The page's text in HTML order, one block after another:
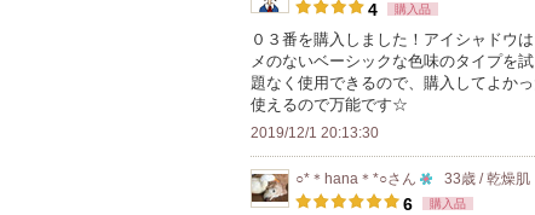
4 購入品
０３番を購入しました！アイシャドウ
メのないベーシックな色味のタイプを
題なく使用できるので、購入してよか
使えるので万能です☆
2019/12/1 20:13:30
○*＊hana＊*○さん
10
33歳 / 乾燥肌
6 購入品